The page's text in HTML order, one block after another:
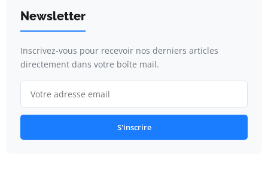
Newsletter
Inscrivez-vous pour recevoir nos derniers articles
directement dans votre boîte mail.
S'inscrire